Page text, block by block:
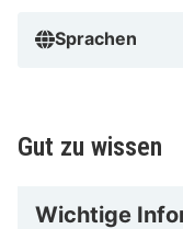
Sprachen
Gut zu wissen
Wichtige